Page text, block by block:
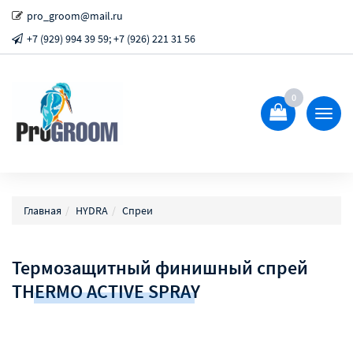
pro_groom@mail.ru
+7 (929) 994 39 59; +7 (926) 221 31 56
0
Главная HYDRA Спреи
Термозащитный финишный спрей
THERMO ACTIVE SPRAY